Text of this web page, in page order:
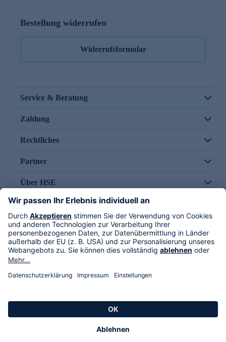
Bestellung widerrufen
Widerrufsformular
Service & Beratung
Zahlung
Rechtliches
Partner
Über HSE
Im TV
HSE International